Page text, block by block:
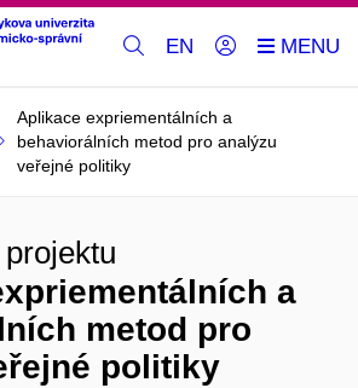
EN
Aplikace expriementálních a
behaviorálních metod pro analýzu
veřejné politiky
a
metod pro
politiky